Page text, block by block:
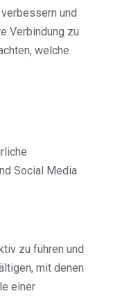
und
Verbindung zu
welche
Social Media
zu führen und
mit denen
einer